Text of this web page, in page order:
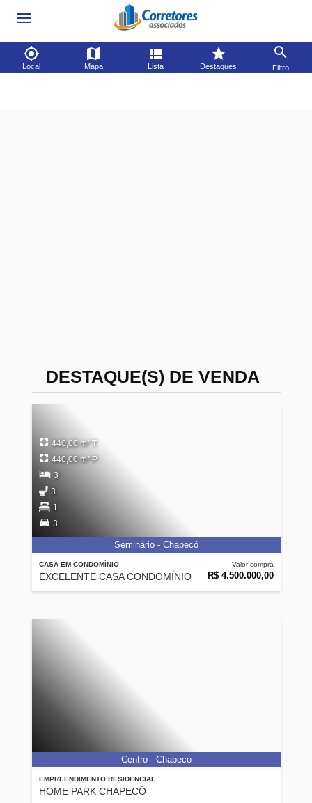
Local Mapa Lista Destaques Filtro
DESTAQUE(S) DE VENDA
CASA EM CONDOMÍNIO
EXCELENTE CASA CONDOMÍNIO
Valor compra
R$ 4.500.000,00
440,00 m² T
440,00 m² P
3
3
1
3
Seminário - Chapecó
EMPREENDIMENTO RESIDENCIAL
HOME PARK CHAPECÓ
Centro - Chapecó